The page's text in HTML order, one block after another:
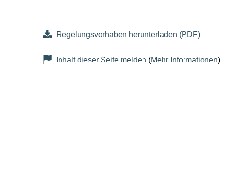
Regelungsvorhaben herunterladen (PDF)
Inhalt dieser Seite melden (Mehr Informationen)